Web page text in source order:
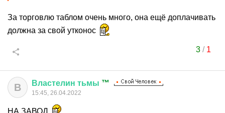
За торговлю таблом очень много, она ещё доплачивать
должна за свой утконос
3/ 1
В Властелин тьмы ™
15:45, 26.04.2022
НА ЗАВОД